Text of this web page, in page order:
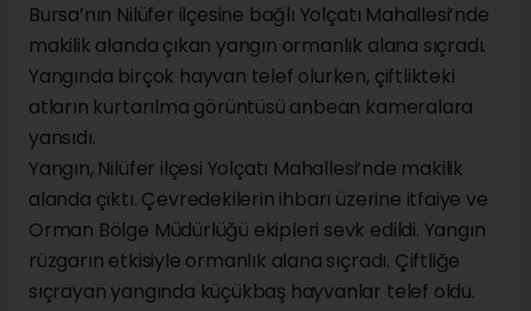
Bursa’nın Nilüfer ilçesine bağlı Yolçatı Mahallesi’nde
makilik alanda çıkan yangın ormanlık alana sıçradı.
Yangında birçok hayvan telef olurken, çiftlikteki
atların kurtarılma görüntüsü anbean kameralara
yansıdı.
Yangın, Nilüfer ilçesi Yolçatı Mahallesi’nde makilik
alanda çıktı. Çevredekilerin ihbarı üzerine itfaiye ve
Orman Bölge Müdürlüğü ekipleri sevk edildi. Yangın
rüzgarın etkisiyle ormanlık alana sıçradı. Çiftliğe
sıçrayan yangında küçükbaş hayvanlar telef oldu.